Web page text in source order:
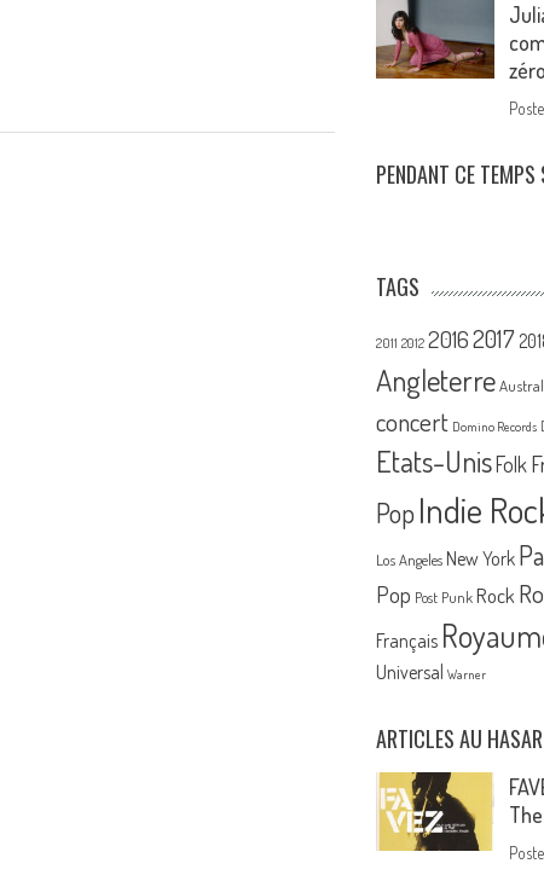
PENDANT CE TEMPS
TAGS
2011 2012 20162017
Angleterre
concert Domino Records
Etats-UnisFolk
PopIndie
Los Angeles New York
Pop Post Punk Rock
Français
Universal Warner
ARTICLES AU